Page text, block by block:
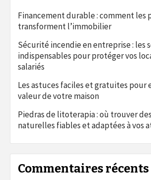
Financement durable : comment les
transforment l’immobilier
Sécurité incendie en entreprise : les
indispensables pour protéger vos
salariés
Les astuces faciles et gratuites pour
valeur de votre maison
Piedras de litoterapia : où trouver
naturelles fiables et adaptées à vos
Commentaires récents